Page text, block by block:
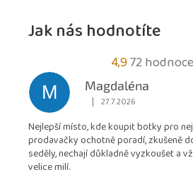
Jak nás hodnotíte
4,9Průměrné
hodnocení
obchodu
4,9
z
72
M
Magdaléna
Hodnocení obchodu je 5
| 27.7.2026
Nejlepší místo, kde koupit botky pro
prodavačky ochotně poradí, zkušeně
seděly, nechají důkladně vyzkoušet a
velice milí.